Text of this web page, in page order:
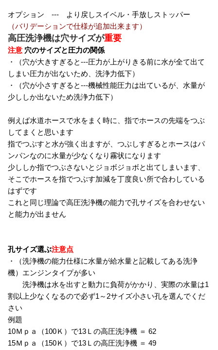
オプション --- より戻しスイベル・手放しストッパー
（バリデーションで仕様が追加出来ます）
高圧洗浄機は穴サイズが重要
注意 穴のサイズと圧力の関係
・（穴が大きすぎると---圧力が上がりきる前に水が全て出て
しまい圧力が出ないため、洗浄力低下）
・（穴が小さすぎると---機械性能圧力は出ているが、水量が
少ししか出ないため洗浄力低下）
例えば水道ホースで水をまく時に、指でホースの先端をつぶ
してまくと思います
指でつぶすと水が強く出ますが、つぶしすぎるとホースはパ
ンパンなのに水量が少なくなり霧状になります
少ししか指でつぶさないとジョボジョボと出てしまいます、
そこでホースを指でつぶす加減を丁度良い所で合わしている
はずです
これと同じ理論で高圧洗浄機の能力で孔サイズを合わせない
と能力が出ません
孔サイズ選ぶ注意点
・（洗浄機の能力仕様に水量が給水量と記載してある洗浄
機）エンジンタイプが多い
洗浄機は水を出すと動力に負荷がかかり、実際の水量は1
割以上少なくなるので必ず1～2サイズ小さい孔を選んでくだ
さい
例題
10Ｍｐａ（100Ｋ）で13Ｌの高圧洗浄機 ＝ 62
15Ｍｐａ（150Ｋ）で13Ｌの高圧洗浄機 ＝ 49